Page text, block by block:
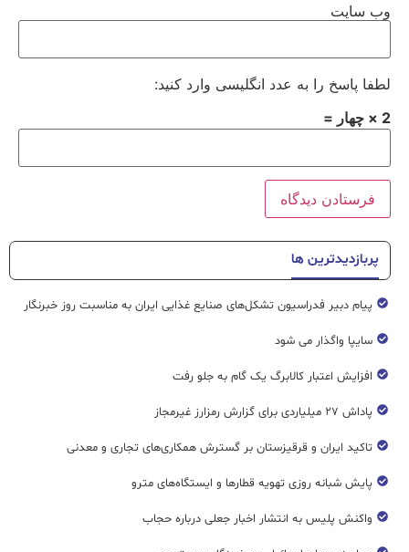
وب‌ سایت
لطفا پاسخ را به عدد انگلیسی وارد کنید:
2 × چهار =
پربازدیدترین ها
پیام دبیر فدراسیون تشکل‌های صنایع غذایی ایران به مناسبت روز خبرنگار
سایپا واگذار می شود
افزایش اعتبار کالابرگ یک گام به جلو رفت
پاداش ۲۷ میلیاردی برای گزارش رمزارز غیرمجاز
تاکید ایران و قرقیزستان بر گسترش همکاری‌های تجاری و معدنی
پایش شبانه روزی تهویه قطار‌ها و ایستگاه‌های مترو
واکنش پلیس به انتشار اخبار جعلی درباره حجاب